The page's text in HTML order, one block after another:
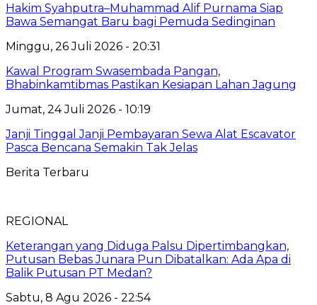
Hakim Syahputra–Muhammad Alif Purnama Siap
Bawa Semangat Baru bagi Pemuda Sedinginan
Minggu, 26 Juli 2026 - 20:31
Kawal Program Swasembada Pangan,
Bhabinkamtibmas Pastikan Kesiapan Lahan Jagung
Jumat, 24 Juli 2026 - 10:19
Janji Tinggal Janji Pembayaran Sewa Alat Escavator
Pasca Bencana Semakin Tak Jelas
Berita Terbaru
REGIONAL
Keterangan yang Diduga Palsu Dipertimbangkan,
Putusan Bebas Junara Pun Dibatalkan: Ada Apa di
Balik Putusan PT Medan?
Sabtu, 8 Agu 2026 - 22:54